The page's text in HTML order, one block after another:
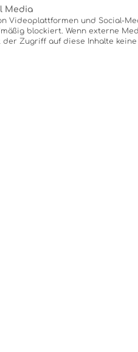
Media
Videoplattformen und Social-
blockiert. Wenn externe
Zugriff auf diese Inhalte keine